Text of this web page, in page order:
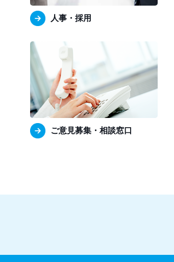
人事・採用
ご意見募集・相談窓口